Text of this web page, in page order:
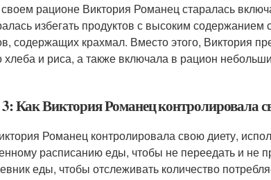
рационе Виктория Романец старалась
избегать продуктов с высоким
содержащих крахмал. Вместо этого, Виктория
хлеба и риса, а также включала в рацион
Как Виктория Романец контролировала
Романец контролировала свою диету,
расписанию еды, чтобы не переедать и не
еды, чтобы отслеживать количество